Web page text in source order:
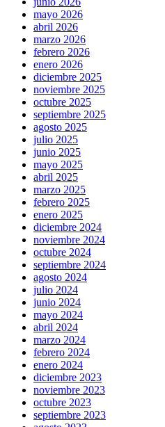
mayo 2026
abril 2026
marzo 2026
febrero 2026
enero 2026
diciembre 2025
noviembre 2025
octubre 2025
septiembre 2025
agosto 2025
julio 2025
junio 2025
mayo 2025
abril 2025
marzo 2025
febrero 2025
enero 2025
diciembre 2024
noviembre 2024
octubre 2024
septiembre 2024
agosto 2024
julio 2024
junio 2024
mayo 2024
abril 2024
marzo 2024
febrero 2024
enero 2024
diciembre 2023
noviembre 2023
octubre 2023
septiembre 2023